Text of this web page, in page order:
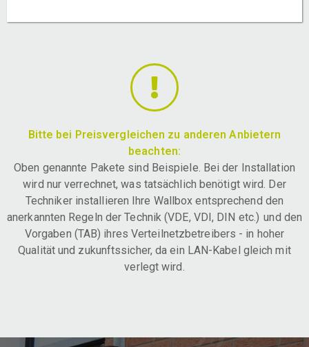
Bitte bei Preisvergleichen zu anderen Anbietern
beachten:
Oben genannte Pakete sind Beispiele. Bei der Installation
wird nur verrechnet, was tatsächlich benötigt wird. Der
Techniker installieren Ihre Wallbox entsprechend den
anerkannten Regeln der Technik (VDE, VDI, DIN etc.) und den
Vorgaben (TAB) ihres Verteilnetzbetreibers - in hoher
Qualität und zukunftssicher, da ein LAN-Kabel gleich mit
verlegt wird.